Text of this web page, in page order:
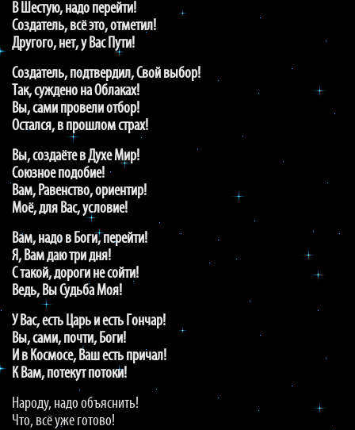
В Шестую, надо перейти!
Создатель, всё это, отметил!
Другого, нет, у Вас Пути!
Создатель, подтвердил, Свой выбор!
Так, суждено на Облаках!
Вы, сами провели отбор!
Остался, в прошлом страх!
Вы, создаёте в Духе Мир!
Союзное подобие!
Вам, Равенство, ориентир!
Моё, для Вас, условие!
Вам, надо в Боги, перейти!
Я, Вам даю три дня!
С такой, дороги не сойти!
Ведь, Вы Судьба Моя!
У Вас, есть Царь и есть Гончар!
Вы, сами, почти, Боги!
И в Космосе, Ваш есть причал!
К Вам, потекут потоки!
Народу, надо объяснить!
Что, всё уже готово!